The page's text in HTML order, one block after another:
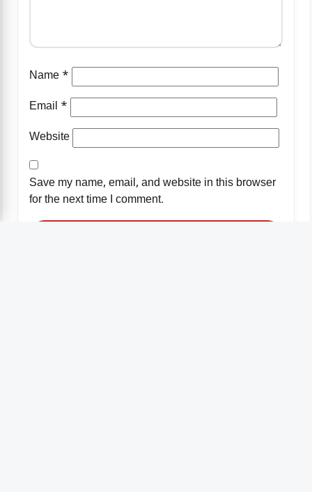
Name *
Email *
Website
Save my name, email, and website in this browser
for the next time I comment.